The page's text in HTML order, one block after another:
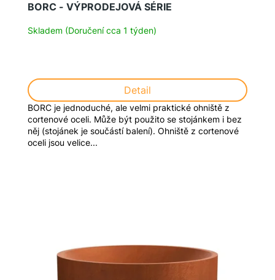
BORC - VÝPRODEJOVÁ SÉRIE
Skladem (Doručení cca 1 týden)
Detail
BORC je jednoduché, ale velmi praktické ohniště z
cortenové oceli. Může být použito se stojánkem i bez
něj (stojánek je součástí balení). Ohniště z cortenové
oceli jsou velice...